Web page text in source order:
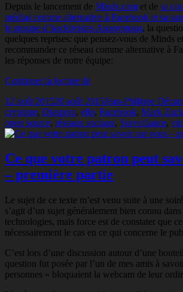
Depuis le lancement de Minds.com et de sa
médias comme alternative à Facebook et sa
le groupe d’hacktivistes Anonymous, la
quelques reprises: que pensez-vous de Minds
recommander ce réseau comme alternative à
les réponses de notre équipe:
Continuer la lecture deQue
de
Minds.com?
Publié
le
12 août 201520 août 2015Auteur
Jean-Philippe
cryptage, Diaspora, ello, Facebook, Mark
open source, réseaux sociaux, Surveillance,
Ce que votre patron peut
– première partie
Le sujet de ce texte m’est venu suite à une
s’agit d’un sujet généralement bien connu
technologies, mais force est de constater que ce
nécessairement le cas en ce qui concerne le
C’est lors d’une discussion autour d’une
question fut posée par l’un de mes amis à
personnes « bloquaient la webcam de leur